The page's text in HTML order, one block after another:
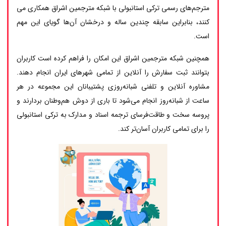
مترجم‌های رسمی ترکی استانبولی با شبکه مترجمین اشراق همکاری می
کنند، بنابراین سابقه چندین ساله و درخشان آن‌ها گویای این مهم
است.
همچنین شبکه مترجمین اشراق این امکان را فراهم کرده است کاربران
بتوانند ثبت سفارش را آنلاین از تمامی شهرهای ایران انجام دهند.
مشاوره آنلاین و تلفنی شبانه‌روزی پشتیبانان این مجموعه در هر
ساعت از شبانه‌روز انجام می‌شود تا باری از دوش هم‌وطنان بردارند و
پروسه سخت و طاقت‌فرسای ترجمه اسناد و مدارک به ترکی استانبولی
را برای تمامی کاربران آسان‌تر کند.